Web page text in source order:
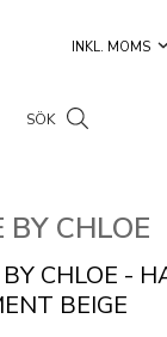
SÖK
BY CHLOE
BY CHLOE -
BEIGE